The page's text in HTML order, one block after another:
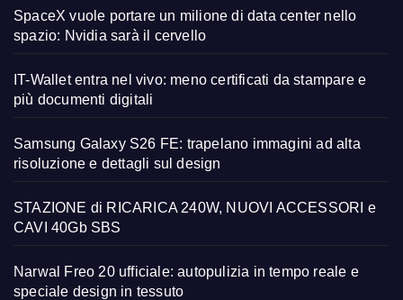
SpaceX vuole portare un milione di data center nello
spazio: Nvidia sarà il cervello
IT-Wallet entra nel vivo: meno certificati da stampare e
più documenti digitali
Samsung Galaxy S26 FE: trapelano immagini ad alta
risoluzione e dettagli sul design
STAZIONE di RICARICA 240W, NUOVI ACCESSORI e
CAVI 40Gb SBS
Narwal Freo 20 ufficiale: autopulizia in tempo reale e
speciale design in tessuto